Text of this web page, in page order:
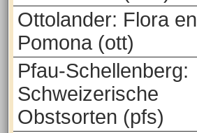
Ottolander: Flora en
Pomona (ott)
Pfau-Schellenberg:
Schweizerische
Obstsorten (pfs)